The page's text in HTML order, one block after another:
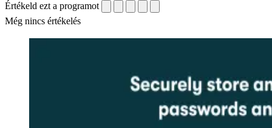
Értékeld ezt a programot
Még nincs értékelés